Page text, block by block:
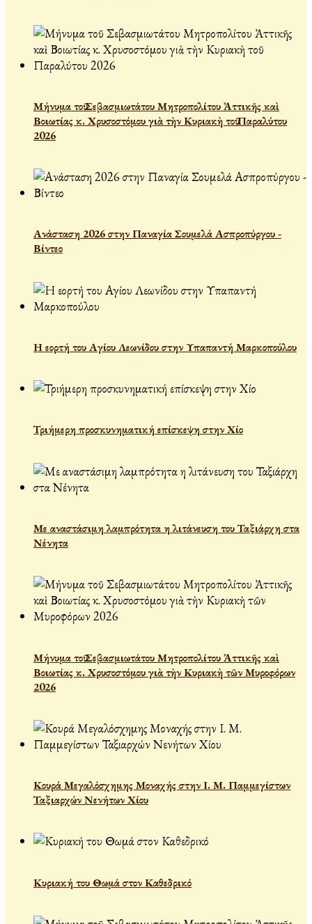
Μήνυμα τοῦ Σεβασμιωτάτου Μητροπολίτου Ἀττικῆς καὶ
Βοιωτίας κ. Χρυσοστόμου γιὰ τὴν Κυριακὴ τοῦ Παραλύτου
2026
Ανάσταση 2026 στην Παναγία Σουμελά Ασπροπύργου -
Βίντεο
Η εορτή του Αγίου Λεωνίδου στην Υπαπαντή Μαρκοπούλου
Τριήμερη προσκυνηματική επίσκεψη στην Χίο
Με αναστάσιμη λαμπρότητα η λιτάνευση του Ταξιάρχη στα
Νένητα
Μήνυμα τοῦ Σεβασμιωτάτου Μητροπολίτου Ἀττικῆς καὶ
Βοιωτίας κ. Χρυσοστόμου γιὰ τὴν Κυριακὴ τῶν Μυροφόρων
2026
Κουρά Μεγαλόσχημης Μοναχής στην Ι. Μ. Παμμεγίστων
Ταξιαρχών Νενήτων Χίου
Κυριακή του Θωμά στον Καθεδρικό